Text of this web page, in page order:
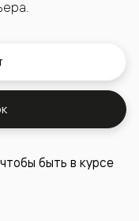
быть в курсе